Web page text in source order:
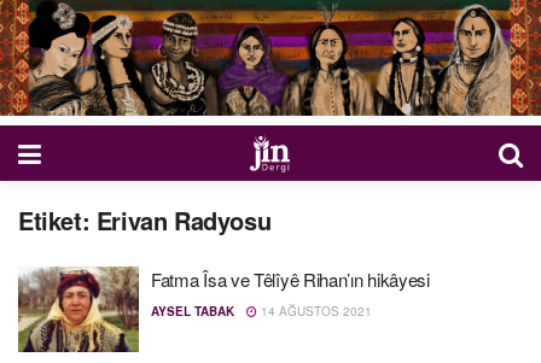
Etiket: Erivan Radyosu
Fatma Îsa ve Têlîyê Rihan’ın hikâyesi
AYSEL TABAK 14 AĞUSTOS 2021